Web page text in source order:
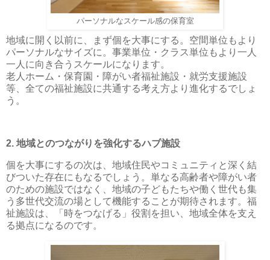
パーソナルなスケール感の保育室
地域に開く以前に、まず個を大事にする。空間単位もより
パーソナルなサイズに。事業単位・クラス単位もより一人
一人に向き合うスケールになります。
老人ホーム・保育園・障がい者福祉施設・就労支援施設
等、全ての福祉施設に共通する考え方より進化するでしょ
う。
2. 地域とのつながりを強化するハブ施設
個を大事にするの次は、地域住民やコミュニティと深く結
びついた存在にもなるでしょう。単なる高齢者や障がい者
のための施設ではなく、地域の子どもたちや働く世代も集
う多世代交流の場として機能することが期待されます。福
祉施設は、「時をつなげる」役割を担い、地域全体を支え
る拠点になるのです。